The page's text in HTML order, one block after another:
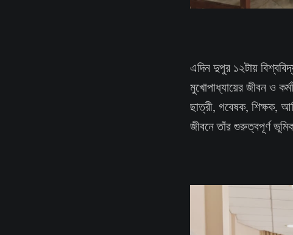
এদিন দুপুর ১২টায়
মুখোপাধ্যায়ের জীবন ও
ছাত্রী, গবেষক, শিক্ষক,
জীবনে তাঁর গুরুত্বপূর্ণ